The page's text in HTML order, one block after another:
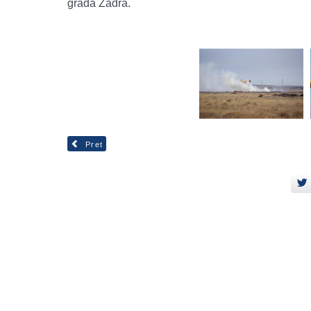
grada Zadra.
Pret